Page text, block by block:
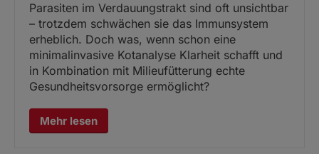
Parasiten im Verdauungstrakt sind oft unsichtbar
– trotzdem schwächen sie das Immunsystem
erheblich. Doch was, wenn schon eine
minimalinvasive Kotanalyse Klarheit schafft und
in Kombination mit Milieufütterung echte
Gesundheitsvorsorge ermöglicht?
Mehr lesen